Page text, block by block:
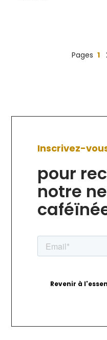
Pages 1
Inscrivez-
pour
notre